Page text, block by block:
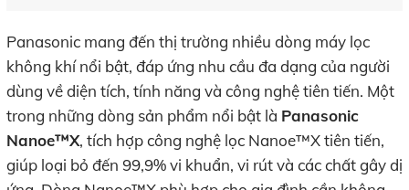
Panasonic mang đến thị trường nhiều dòng máy lọc
không khí nổi bật, đáp ứng nhu cầu đa dạng của người
dùng về diện tích, tính năng và công nghệ tiên tiến. Một
trong những dòng sản phẩm nổi bật là Panasonic
Nanoe™X, tích hợp công nghệ lọc Nanoe™X tiên tiến,
giúp loại bỏ đến 99,9% vi khuẩn, vi rút và các chất gây dị